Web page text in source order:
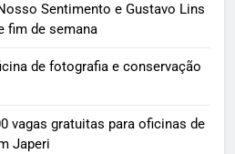
Sentimento e Gustavo Lins
fim de semana
de fotografia e conservação
vagas gratuitas para oficinas de
Japeri